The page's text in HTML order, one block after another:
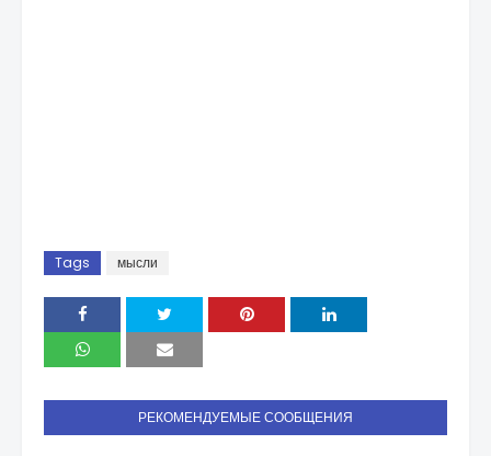
Tags мысли
РЕКОМЕНДУЕМЫЕ СООБЩЕНИЯ